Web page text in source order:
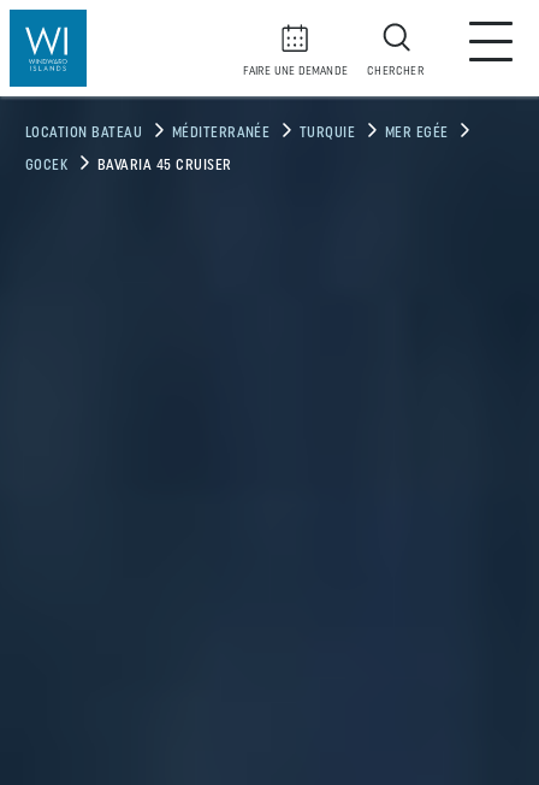
FAIRE UNE DEMANDE CHERCHER
LOCATION BATEAU MÉDITERRANÉE TURQUIE MER EGÉE
GOCEK BAVARIA 45 CRUISER